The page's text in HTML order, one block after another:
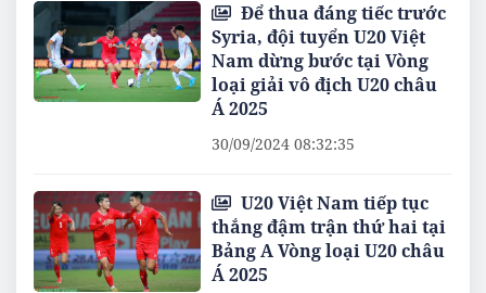
Để thua đáng tiếc trước
Syria, đội tuyển U20 Việt
Nam dừng bước tại Vòng
loại giải vô địch U20 châu
Á 2025
30/09/2024 08:32:35
U20 Việt Nam tiếp tục
thắng đậm trận thứ hai tại
Bảng A Vòng loại U20 châu
Á 2025